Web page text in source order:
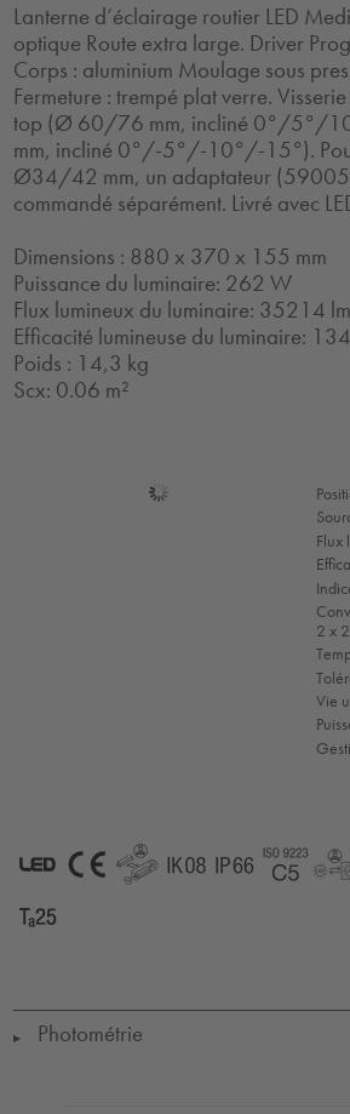
Lanterne d’éclairage routier LED
optique Route extra large. Driver
Corps : aluminium Moulage sous
Fermeture : trempé plat verre.
top (Ø 60/76 mm, incliné 0°/5°/
mm, incliné 0°/-5°/-10°/-15°).
Ø34/42 mm, un adaptateur
commandé séparément. Livré avec
Dimensions : 880 x 370 x 155 mm
Puissance du luminaire: 262 W
Flux lumineux du luminaire: 35214 lm
Efficacité lumineuse du luminaire:
Poids : 14,3 kg
Scx: 0.06 m²
de
Flux
2 x
Vie
▶ Photométrie